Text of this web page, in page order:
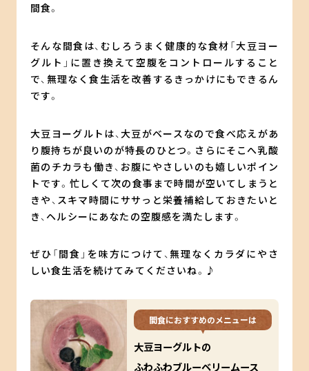
間食。
そんな間食は、むしろうまく健康的な食材「大豆ヨー
グルト」に置き換えて空腹をコントロールすること
で、無理なく食生活を改善するきっかけにもできるん
です。
大豆ヨーグルトは、大豆がベースなので食べ応えがあ
り腹持ちが良いのが特長のひとつ。さらにそこへ乳酸
菌のチカラも働き、お腹にやさしいのも嬉しいポイン
トです。忙しくて次の食事まで時間が空いてしまうと
きや、スキマ時間にササっと栄養補給しておきたいと
き、ヘルシーにあなたの空腹感を満たします。
ぜひ「間食」を味方につけて、無理なくカラダにやさ
しい食生活を続けてみてくださいね。♪
間食におすすめのメニューは
大豆ヨーグルトの
ふわふわブルーベリームース